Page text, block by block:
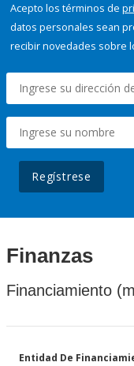
Acepto los términos de
datos personales sean
recibir novedades sobre
Regístrese
Finanzas
Financiamiento
Entidad De